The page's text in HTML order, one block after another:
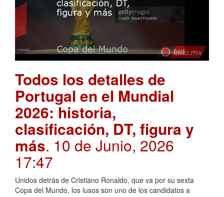
Todos los detalles de
Portugal en el Mundial
2026: historia,
clasificación, DT, figura y
más. 10 de Junio, 2026
17:47
Unidos detrás de Cristiano Ronaldo, que va por su sexta
Copa del Mundo, los lusos son uno de los candidatos a